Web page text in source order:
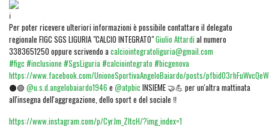
Per poter ricevere ulteriori informazioni è possibile contattare il delegato
regionale FIGC SGS LIGURIA "CALCIO INTEGRATO"Giulio Attardial numero
3383651250 oppure scrivendo acalciointegratoliguria@gmail.com
#figc #inclusione #SgsLiguria #calciointegrato #bicgenova
https://www.facebook.com/UnioneSportivaAngeloBaiardo/posts/
⚫🟢 @u.s.d.angelobaiardo1946 e @atpbic INSIEME 🤝💪 per un'altra mattinata
all'insegna dell'aggregazione, dello sport e del sociale ‼️
https://www.instagram.com/p/CyrJm_ZItcH/?img_index=1